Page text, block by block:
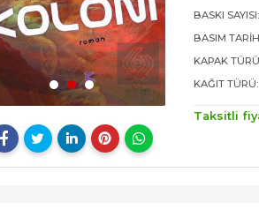
BASKI SAYISI:
BASIM
KAPAK
KAĞIT TÜRÜ:
Taksitli